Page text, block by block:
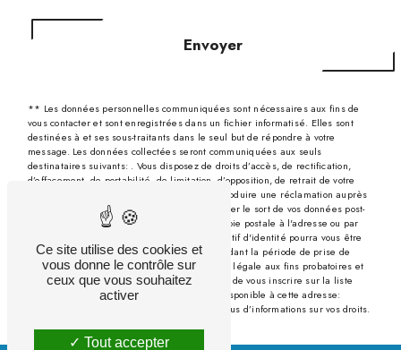
Envoyer
** Les données personnelles communiquées sont nécessaires aux fins de
vous contacter et sont enregistrées dans un fichier informatisé. Elles sont
destinées à et ses sous-traitants dans le seul but de répondre à votre
message. Les données collectées seront communiquées aux seuls
destinataires suivants: . Vous disposez de droits d’accès, de rectification,
d’effacement, de portabilité, de limitation, d’opposition, de retrait de votre
consentement à tout moment et du droit d’introduire une réclamation auprès
d’une autorité de contrôle, ainsi que d’organiser le sort de vos données post-
mortem. Vous pouvez exercer ces droits par voie postale à l'adresse ou par
courrier électronique à l'adresse . Un justificatif d'identité pourra vous être
demandé. Nous conservons vos données pendant la période de prise de
contact puis pendant la durée de prescription légale aux fins probatoires et
de gestion des contentieux. Vous avez le droit de vous inscrire sur la liste
d'opposition au démarchage téléphonique, disponible à cette adresse:
. Consultez le site cnil.fr pour plus d’informations sur vos droits.
Ce site utilise des cookies et
vous donne le contrôle sur
ceux que vous souhaitez
activer
Tout accepter